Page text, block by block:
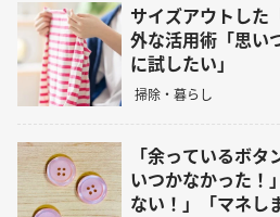
サイズアウトした
外な活用術「思い
に試したい」
掃除・暮らし
「余っているボ
いつかなかった！
ない！」「マネし